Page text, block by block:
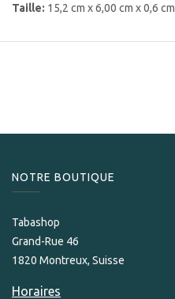
Taille: 15,2 cm x 6,00 cm x 0,6 cm
NOTRE BOUTIQUE
Tabashop
Grand-Rue 46
1820 Montreux, Suisse
Horaires